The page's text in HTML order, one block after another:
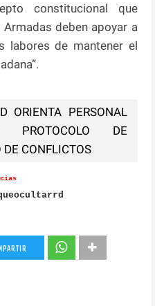
constitucional que
deben apoyar a
labores de mantener el
ORIENTA PERSONAL
PROTOCOLO DE
CONFLICTOS